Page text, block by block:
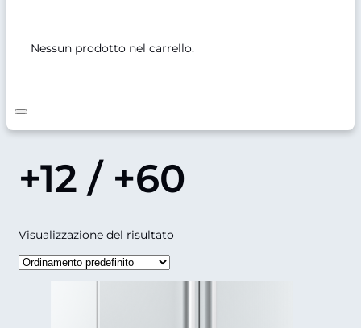
Nessun prodotto nel carrello.
+12 / +60
Visualizzazione del risultato